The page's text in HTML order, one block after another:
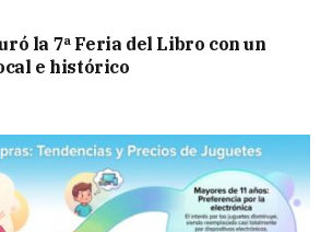
la 7ª Feria del Libro con un
e histórico